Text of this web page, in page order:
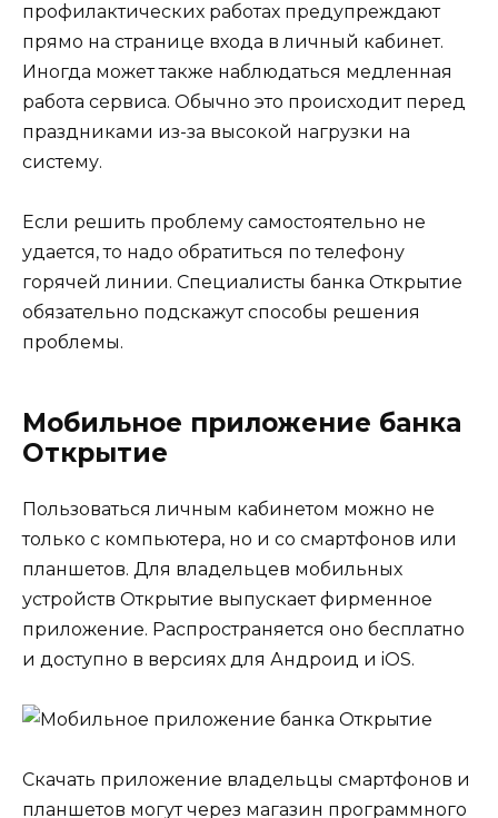
профилактических работах предупреждают
прямо на странице входа в личный кабинет.
Иногда может также наблюдаться медленная
работа сервиса. Обычно это происходит перед
праздниками из-за высокой нагрузки на
систему.
Если решить проблему самостоятельно не
удается, то надо обратиться по телефону
горячей линии. Специалисты банка Открытие
обязательно подскажут способы решения
проблемы.
Мобильное приложение банка
Открытие
Пользоваться личным кабинетом можно не
только с компьютера, но и со смартфонов или
планшетов. Для владельцев мобильных
устройств Открытие выпускает фирменное
приложение. Распространяется оно бесплатно
и доступно в версиях для Андроид и iOS.
Скачать приложение владельцы смартфонов и
планшетов могут через магазин программного